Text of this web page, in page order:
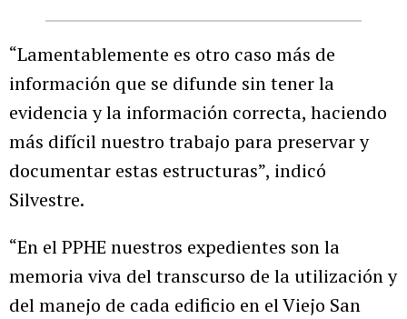
“Lamentablemente es otro caso más de
información que se difunde sin tener la
evidencia y la información correcta, haciendo
más difícil nuestro trabajo para preservar y
documentar estas estructuras”, indicó
Silvestre.
“En el PPHE nuestros expedientes son la
memoria viva del transcurso de la utilización y
del manejo de cada edificio en el Viejo San